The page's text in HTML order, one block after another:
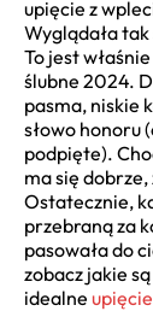
upięcie z
Wyglądała
To jest
ślubne 2024.
pasma, niskie
słowo honoru
podpięte).
ma się
Ostatecznie,
przebraną za
pasowała do
zobacz jakie są
idealne